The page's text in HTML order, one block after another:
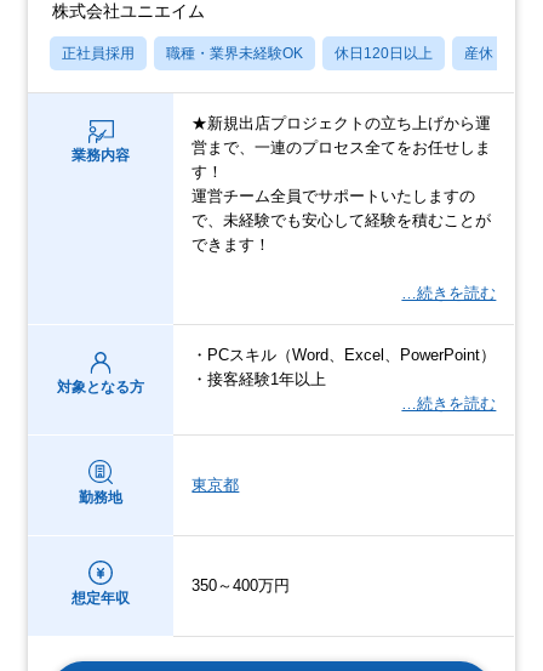
株式会社ユニエイム
正社員採用 職種・業界未経験OK 休日120日以上 産休・育休
業務内容
★新規出店プロジェクトの立ち上げから運
営まで、一連のプロセス全てをお任せしま
す！
運営チーム全員でサポートいたしますの
で、未経験でも安心して経験を積むことが
できます！
…続きを読む
対象となる方
・PCスキル（Word、Excel、PowerPoint）
・接客経験1年以上
…続きを読む
勤務地
東京都
想定年収
350～400万円